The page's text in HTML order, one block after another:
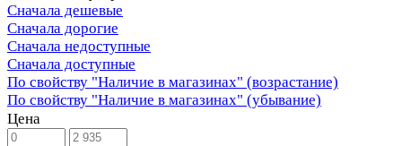
Сначала дешевые
Сначала дорогие
Сначала недоступные
Сначала доступные
По свойству "Наличие в магазинах" (возрастание)
По свойству "Наличие в магазинах" (убывание)
Цена